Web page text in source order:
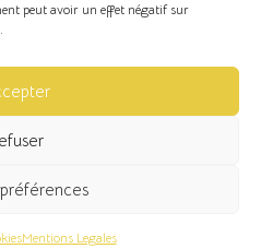
peut avoir un effet négatif sur
Mentions Legales
d'espace & Décoration
cookies (UE)
légales